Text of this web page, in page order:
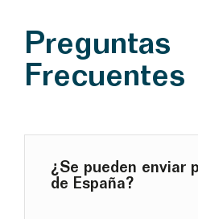
Preguntas
Frecuentes
¿Se pueden enviar
de España?